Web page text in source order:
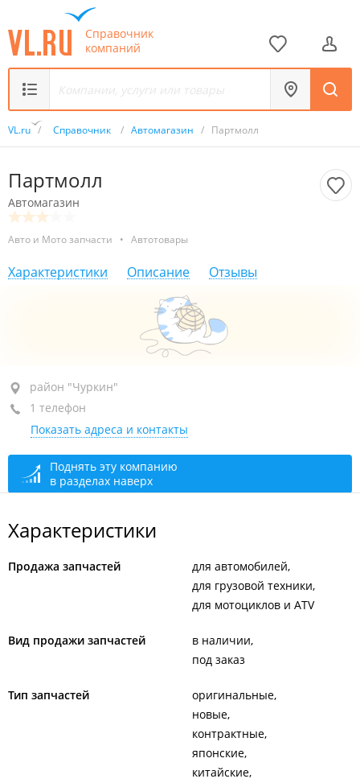
Справочник
компаний
VL.ru / Справочник / Автомагазин / Партмолл
Партмолл
Автомагазин
Авто и Мото запчасти • Автотовары
Характеристики Описание Отзывы
район "Чуркин", ул. Калинина, 42
1-й этаж, оф. 102
+7 999 040-46-64
сегодня закрыто
район "Чуркин"
1 телефон
Показать адреса и контакты
Поднять эту компанию
в разделах наверх
Характеристики
Продажа запчастей
для автомобилей
для грузовой техники
для мотоциклов и ATV
Вид продажи запчастей
в наличии
под заказ
Тип запчастей
оригинальные
новые
контрактные
японские
китайские